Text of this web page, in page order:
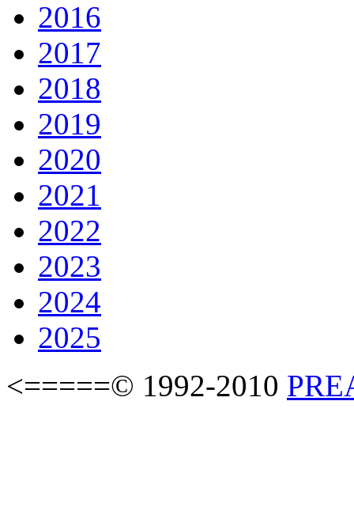
2016
2017
2018
2019
2020
2021
2022
2023
2024
2025
<=====© 1992-2010